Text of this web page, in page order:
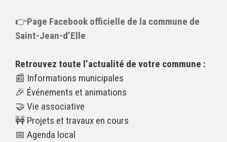
👉Page Facebook officielle de la commune de
Saint-Jean-d’Elle
Retrouvez toute l’actualité de votre commune :
📰 Informations municipales
🎉 Événements et animations
🤝 Vie associative
🚧 Projets et travaux en cours
📅 Agenda local